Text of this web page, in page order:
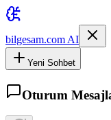
bilgesam.com AI
Yeni Sohbet
Oturum